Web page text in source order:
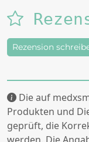
Rezension
Die auf
Produkten und
geprüft, die